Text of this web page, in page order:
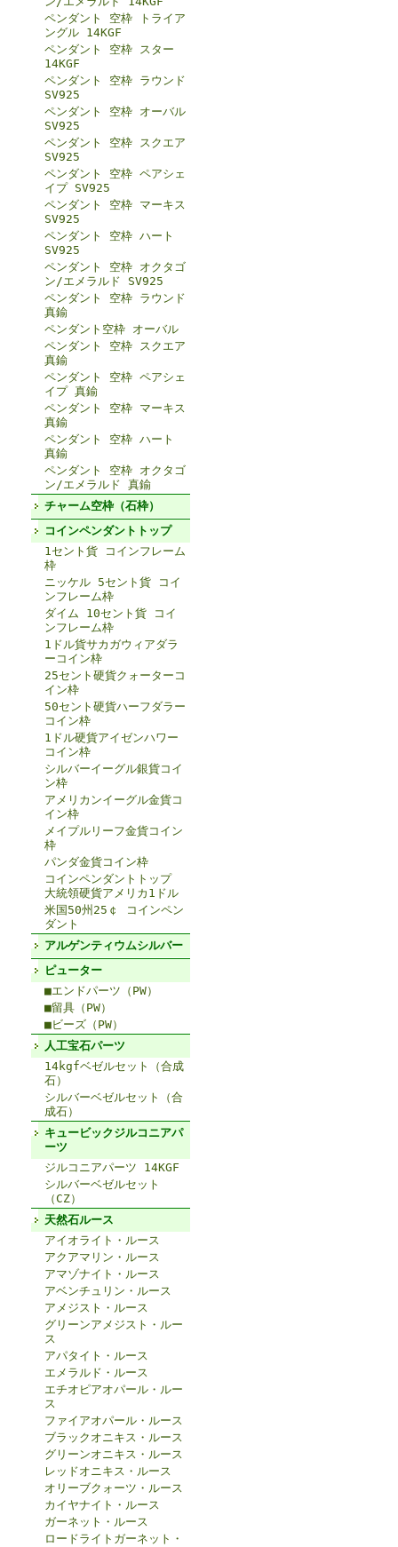
ペンダント 空枠 トライア
ングル 14KGF
ペンダント 空枠 スター
14KGF
ペンダント 空枠 ラウンド
SV925
ペンダント 空枠 オーバル
SV925
ペンダント 空枠 スクエア
SV925
ペンダント 空枠 ペアシェ
イプ SV925
ペンダント 空枠 マーキス
SV925
ペンダント 空枠 ハート
SV925
ペンダント 空枠 オクタゴ
ン/エメラルド SV925
ペンダント 空枠 ラウンド
真鍮
ペンダント空枠 オーバル
ペンダント 空枠 スクエア
真鍮
ペンダント 空枠 ペアシェ
イプ 真鍮
ペンダント 空枠 マーキス
真鍮
ペンダント 空枠 ハート
真鍮
ペンダント 空枠 オクタゴ
ン/エメラルド 真鍮
チャーム空枠（石枠）
コインペンダントトップ
1セント貨 コインフレーム
枠
ニッケル 5セント貨 コイ
ンフレーム枠
ダイム 10セント貨 コイ
ンフレーム枠
1ドル貨サカガウィアダラ
ーコイン枠
25セント硬貨クォーターコ
イン枠
50セント硬貨ハーフダラー
コイン枠
1ドル硬貨アイゼンハワー
コイン枠
シルバーイーグル銀貨コイ
ン枠
アメリカンイーグル金貨コ
イン枠
メイプルリーフ金貨コイン
枠
パンダ金貨コイン枠
コインペンダントトップ
大統領硬貨アメリカ1ドル
米国50州25￠ コインペン
ダント
アルゲンティウムシルバー
ピューター
■エンドパーツ（PW）
■留具（PW）
■ビーズ（PW）
人工宝石パーツ
14kgfベゼルセット（合成
石）
シルバーベゼルセット（合
成石）
キュービックジルコニアパ
ーツ
ジルコニアパーツ 14KGF
シルバーベゼルセット
（CZ）
天然石ルース
アイオライト・ルース
アクアマリン・ルース
アマゾナイト・ルース
アベンチュリン・ルース
アメジスト・ルース
グリーンアメジスト・ルー
ス
アパタイト・ルース
エメラルド・ルース
エチオピアオパール・ルー
ス
ファイアオパール・ルース
ブラックオニキス・ルース
グリーンオニキス・ルース
レッドオニキス・ルース
オリーブクォーツ・ルース
カイヤナイト・ルース
ガーネット・ルース
ロードライトガーネット・